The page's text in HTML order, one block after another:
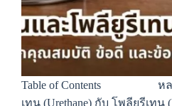
Table of Contents หลา
เทน (Urethane) กับ โพลียูรีเทน